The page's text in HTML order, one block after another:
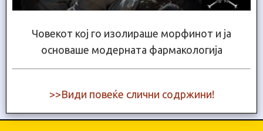
Човекот кој го изолираше морфинот и ја
основаше модерната фармакологија
>>Види повеќе слични содржини!